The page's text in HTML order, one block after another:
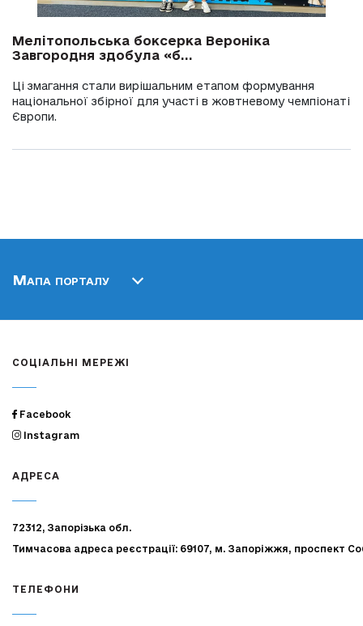
Мелітопольська боксерка Вероніка
Завгородня здобула «б...
Ці змагання стали вирішальним етапом формування
національної збірної для участі в жовтневому чемпіонаті
Європи.
Мапа порталу
СОЦІАЛЬНІ МЕРЕЖІ
Facebook
Instagram
АДРЕСА
72312, Запорізька обл.
Тимчасова адреса реєстрації: 69107, м. Запоріжжя, проспект
ТЕЛЕФОНИ